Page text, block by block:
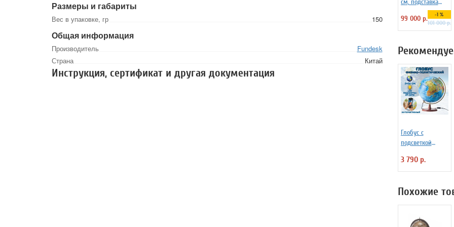
Размеры и габариты
Вес в упаковке, гр 150
Общая информация
Производитель
Fundesk
Страна
Китай
Инструкция, сертификат и другая документация
деревянная на
ножках
99 000 р. -1 %
101 000 р.
Глобус с
подсветкой
политический на
деревянной
см
3 790 р.
Похожие